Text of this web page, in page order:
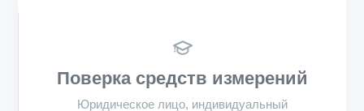
Поверка средств измерений
Юридическое лицо, индивидуальный